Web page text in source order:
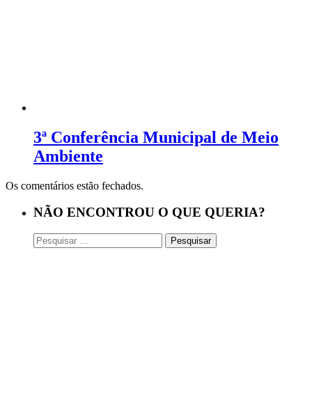
3ª Conferência Municipal de Meio
Ambiente
Os comentários estão fechados.
NÃO ENCONTROU O QUE QUERIA?
Pesquisar
por: